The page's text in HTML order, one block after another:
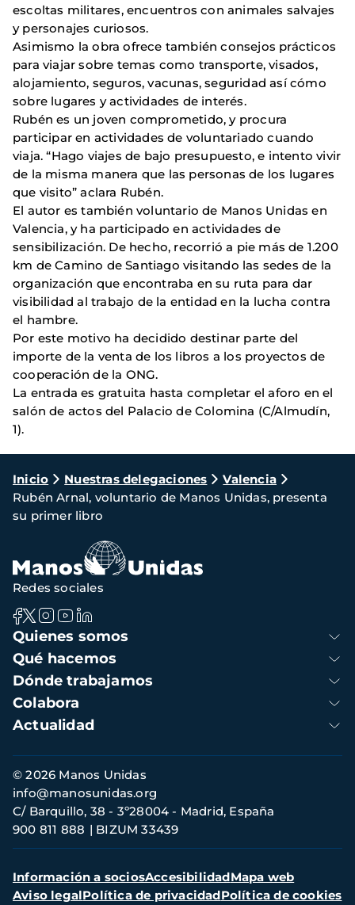
escoltas militares, encuentros con animales salvajes
y personajes curiosos.
Asimismo la obra ofrece también consejos prácticos
para viajar sobre temas como transporte, visados,
alojamiento, seguros, vacunas, seguridad así cómo
sobre lugares y actividades de interés.
Rubén es un joven comprometido, y procura
participar en actividades de voluntariado cuando
viaja. “Hago viajes de bajo presupuesto, e intento vivir
de la misma manera que las personas de los lugares
que visito” aclara Rubén.
El autor es también voluntario de Manos Unidas en
Valencia, y ha participado en actividades de
sensibilización. De hecho, recorrió a pie más de 1.200
km de Camino de Santiago visitando las sedes de la
organización que encontraba en su ruta para dar
visibilidad al trabajo de la entidad en la lucha contra
el hambre.
Por este motivo ha decidido destinar parte del
importe de la venta de los libros a los proyectos de
cooperación de la ONG.
La entrada es gratuita hasta completar el aforo en el
salón de actos del Palacio de Colomina (C/Almudín,
1).
Ruta
de
navegación
Inicio Nuestras delegaciones
Valencia
Rubén Arnal, voluntario de Manos Unidas, presenta
su primer libro
Navegación
principal
Quienes somos
Qué hacemos
Dónde trabajamos
Colabora
Actualidad
Redes sociales
Información
de
contacto
© 2026 Manos Unidas
C/ Barquillo, 38 - 3º28004 - Madrid, España
900 811 888
BIZUM 33439
info@manosunidas.org
Menú
secundario
Información a sociosAccesibilidadMapa web
Aviso legalPolítica de privacidadPolítica de cookies